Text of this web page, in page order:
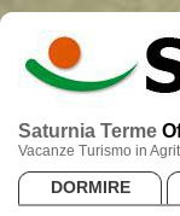
Saturnia Terme
Vacanze Turismo in
DORMIRE